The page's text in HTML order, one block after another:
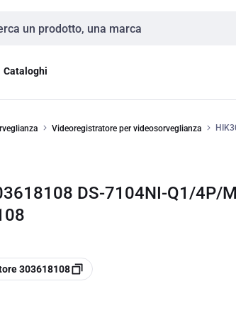
Cataloghi
Videoregistratore per videosorveglianza
DS-7104NI-Q1/4P/
303618108